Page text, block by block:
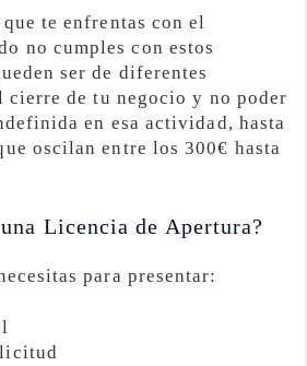
te enfrentas con el
no cumples con estos
ser de diferentes
cierre de tu negocio y no poder
en esa actividad, hasta
oscilan entre los 300€ hasta
Licencia de Apertura?
para presentar: